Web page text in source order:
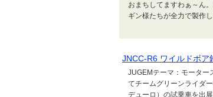
おまちしてますわぁ～ん
ギン様たちが全力で製作
JNCC-R6 ワイルドボア
JUGEMテーマ：モーター
てチームグリーンライダ
デューロ）の試乗車を出